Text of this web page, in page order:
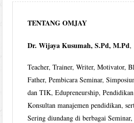
TENTANG OMJAY
Dr. Wijaya Kusumah, S.Pd, M.Pd,
Teacher, Trainer, Writer, Motivator,
Father, Pembicara Seminar,
dan TIK, Edupreneurship,
Konsultan manajemen pendidikan,
Sering diundang di berbagai